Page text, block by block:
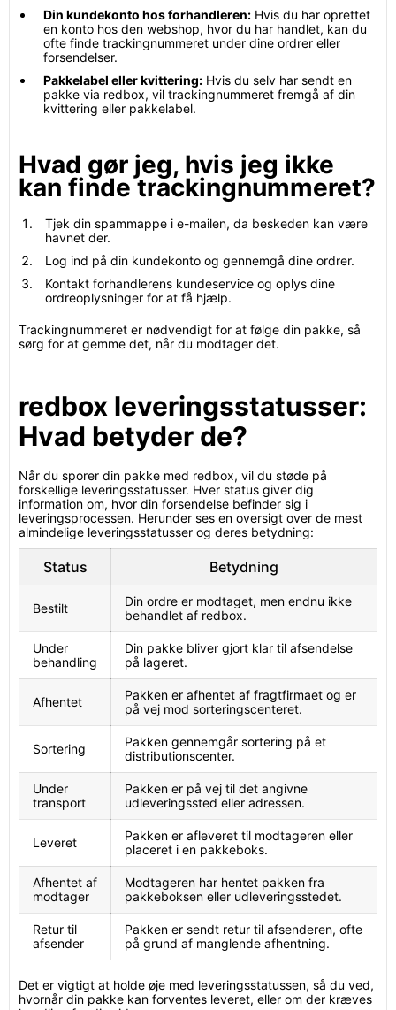
Din kundekonto hos forhandleren: Hvis du har oprettet
en konto hos den webshop, hvor du har handlet, kan du
ofte finde trackingnummeret under dine ordrer eller
forsendelser.
Pakkelabel eller kvittering: Hvis du selv har sendt en
pakke via redbox, vil trackingnummeret fremgå af din
kvittering eller pakkelabel.
Hvad gør jeg, hvis jeg ikke
kan finde trackingnummeret?
Tjek din spammappe i e-mailen, da beskeden kan være
havnet der.
Log ind på din kundekonto og gennemgå dine ordrer.
Kontakt forhandlerens kundeservice og oplys dine
ordreoplysninger for at få hjælp.
Trackingnummeret er nødvendigt for at følge din pakke, så
sørg for at gemme det, når du modtager det.
redbox leveringsstatusser:
Hvad betyder de?
Når du sporer din pakke med redbox, vil du støde på
forskellige leveringsstatusser. Hver status giver dig
information om, hvor din forsendelse befinder sig i
leveringsprocessen. Herunder ses en oversigt over de mest
almindelige leveringsstatusser og deres betydning:
Status Betydning
Bestilt
Din ordre er modtaget, men endnu ikke
behandlet af redbox.
Under
behandling
Din pakke bliver gjort klar til afsendelse
på lageret.
Afhentet
Pakken er afhentet af fragtfirmaet og er
på vej mod sorteringscenteret.
Sortering
Pakken gennemgår sortering på et
distributionscenter.
Under
transport
Pakken er på vej til det angivne
udleveringssted eller adressen.
Leveret
Pakken er afleveret til modtageren eller
placeret i en pakkeboks.
Afhentet af
modtager
Modtageren har hentet pakken fra
pakkeboksen eller udleveringsstedet.
Retur til
afsender
Pakken er sendt retur til afsenderen, ofte
på grund af manglende afhentning.
Det er vigtigt at holde øje med leveringsstatussen, så du ved,
hvornår din pakke kan forventes leveret, eller om der kræves